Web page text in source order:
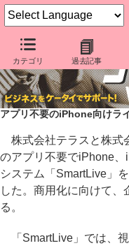
カテゴリ 過去記事
アプリ不要のiPhone向けラ
株式会社テラスと株式
のアプリ不要でiPhone
システム「SmartLive」
した。商用化に向けて
る。
「SmartLive」では、